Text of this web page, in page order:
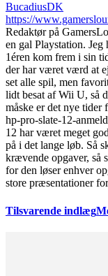
BucadiusDK
https://
Redaktør på
en gal Playstation.
1éren kom frem i sin
der har været værd at
set alle spil, men
lidt besat af Wii U, så
måske er det nye tider
hp-pro-slate-12-
12 har været meget
på i det lange løb. Så
krævende opgaver, så
for den løser enhver
store præsentationer
Tilsvarende indlæg